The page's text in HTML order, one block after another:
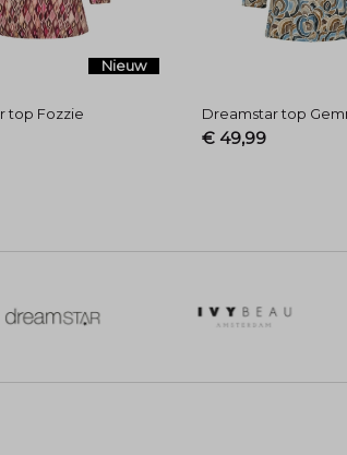
Nieuw
top Fozzie Dreamstar top
€ 49,99